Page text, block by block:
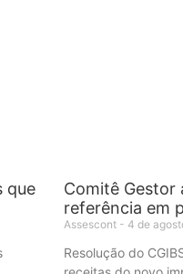
que
Comitê Gestor
referência em
Assescont 4 de
Resolução do